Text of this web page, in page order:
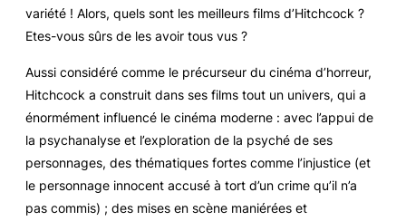
variété ! Alors, quels sont les meilleurs films d’Hitchcock ?
Etes-vous sûrs de les avoir tous vus ?
Aussi considéré comme le précurseur du cinéma d’horreur,
Hitchcock a construit dans ses films tout un univers, qui a
énormément influencé le cinéma moderne : avec l’appui de
la psychanalyse et l’exploration de la psyché de ses
personnages, des thématiques fortes comme l’injustice (et
le personnage innocent accusé à tort d’un crime qu’il n’a
pas commis) ; des mises en scène maniérées et